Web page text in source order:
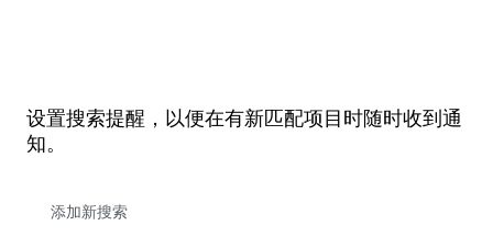
设置搜索提醒，以便在有新匹配项目时随时收到通
知。